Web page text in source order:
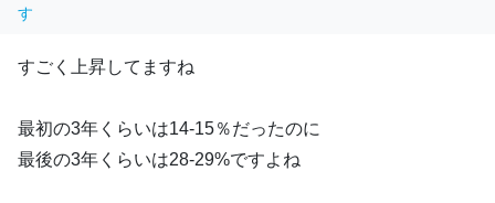
す
すごく上昇してますね
最初の3年くらいは14-15％だったのに
最後の3年くらいは28-29%ですよね